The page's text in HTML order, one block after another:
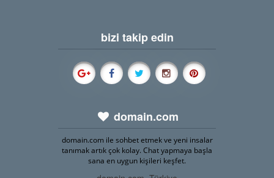
bizi takip edin
domain.com
domain.com ile sohbet etmek ve yeni insalar
tanımak artık çok kolay. Chat yapmaya başla
sana en uygun kişileri keşfet.